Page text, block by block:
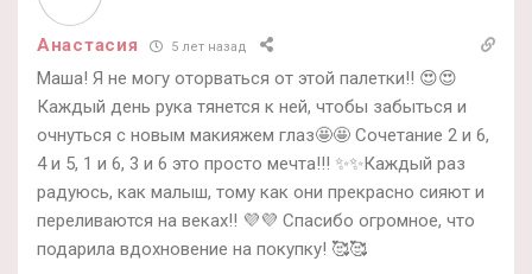
Анастасия 5 лет назад
Маша! Я не могу оторваться от этой палетки!! 😍😍
Каждый день рука тянется к ней, чтобы забыться и
очнуться с новым макияжем глаз🤩🤩 Сочетание 2 и 6,
4 и 5, 1 и 6, 3 и 6 это просто мечта!!! ✨✨Каждый раз
радуюсь, как малыш, тому как они прекрасно сияют и
переливаются на веках!! 💜💜 Спасибо огромное, что
подарила вдохновение на покупку! 🥰🥰